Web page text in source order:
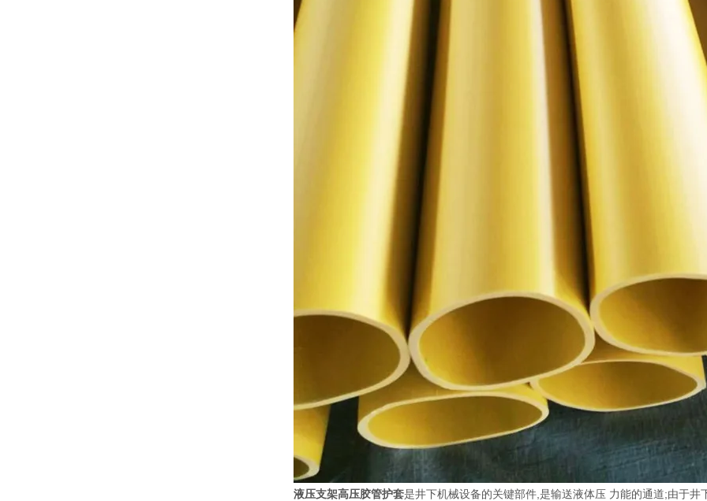
液压支架高压胶管护套是井下机械设备的关键部件,是输送液体压 力能的通道;由于